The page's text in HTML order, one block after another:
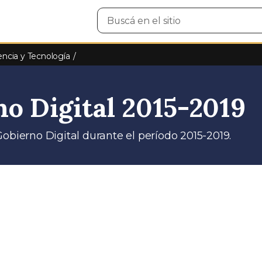
Buscar
en
y Tecnología
Digital 2015-2019
Digital durante el período 2015-2019.